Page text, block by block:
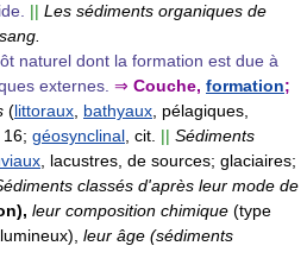
|| Les sédiments organiques de
naturel dont la formation est due à
externes. ⇒ Couche, formation;
(littoraux bathyaux , pélagiques,
géosynclinal , cit. || Sédiments
, lacustres, de sources; glaciaires;
classés d'après leur mode de
leur composition chimique (type
leur âge (sédiments